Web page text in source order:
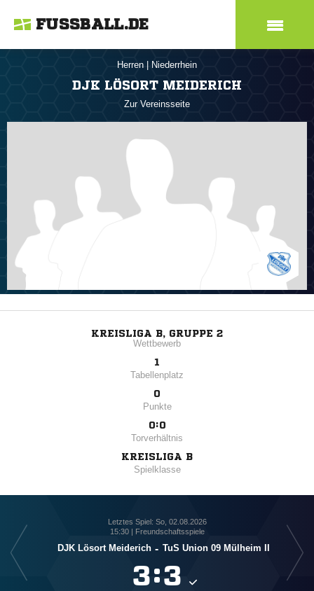
FUSSBALL.DE
Herren Niederrhein
DJK LÖSORT MEIDERICH
Zur Vereinsseite
KREISLIGA B, GRUPPE 2
Wettbewerb
1
Tabellenplatz
0
Punkte
0:0
Torverhältnis
KREISLIGA B
Spielklasse
Letztes Spiel: So, 02.08.2026
15:30 | Freundschaftsspiele
DJK Lösort Meiderich - TuS Union 09 Mülheim II
: